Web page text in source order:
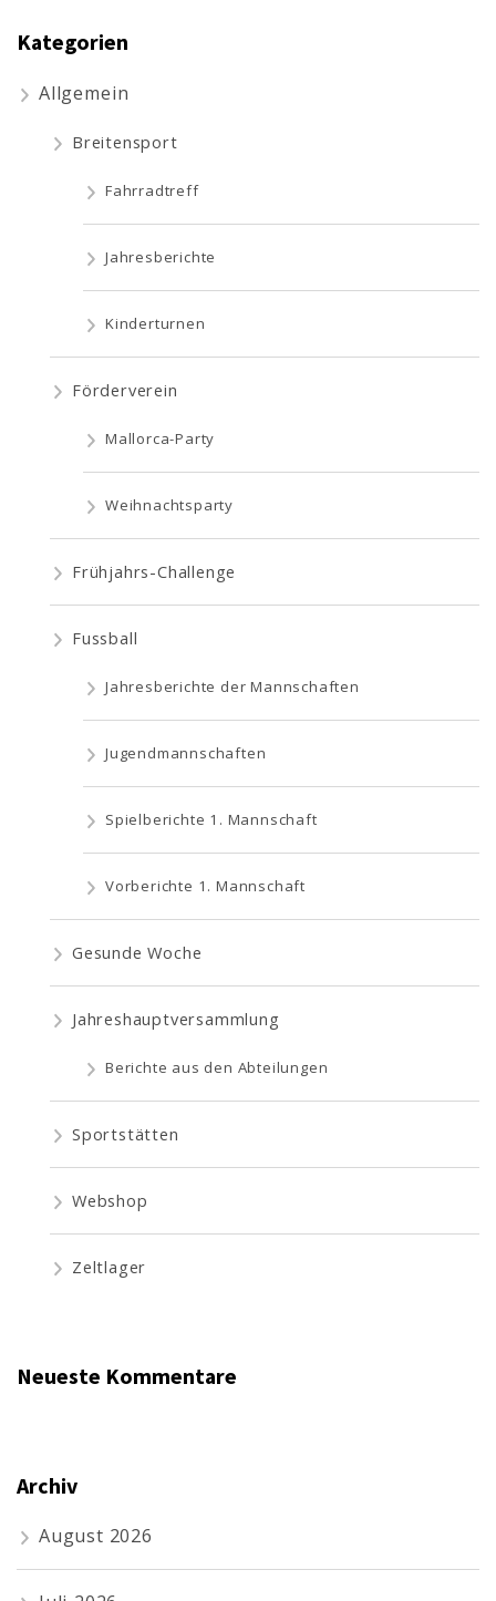
Kategorien
Allgemein
Breitensport
Fahrradtreff
Jahresberichte
Kinderturnen
Förderverein
Mallorca-Party
Weihnachtsparty
Frühjahrs-Challenge
Fussball
Jahresberichte der Mannschaften
Jugendmannschaften
Spielberichte 1. Mannschaft
Vorberichte 1. Mannschaft
Gesunde Woche
Jahreshauptversammlung
Berichte aus den Abteilungen
Sportstätten
Webshop
Zeltlager
Neueste Kommentare
Archiv
August 2026